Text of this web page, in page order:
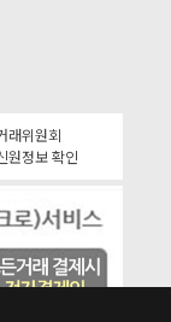
래위원회
원정보 확인